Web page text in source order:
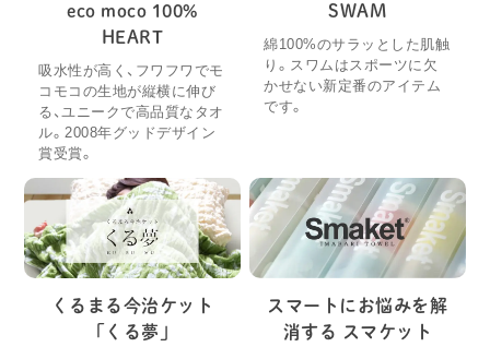
eco moco 100%
HEART
吸水性が高く、フワフワでモ
コモコの生地が縦横に伸び
る、ユニークで高品質なタオ
ル。2008年グッドデザイン
賞受賞。
SWAM
綿100%のサラッとした肌触
り。スワムはスポーツに欠
かせない新定番のアイテム
です。
くるまる今治ケット
「くる夢」
スマートにお悩みを解
消する スマケット